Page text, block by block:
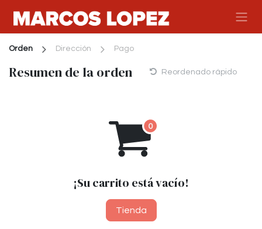
Orden Dirección Pago
Resumen de la orden Reordenado rápido
¡Su carrito está vacío!
Tienda